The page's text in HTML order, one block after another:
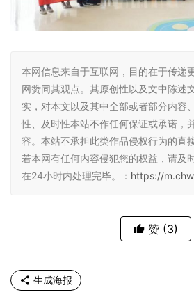
本网信息来自于互联网，目的在于传递
网赞同其观点。其原创性以及文中陈述
实，对本文以及其中全部或者部分内容
性、及时性本站不作任何保证或承诺，
容。本站不承担此类作品侵权行为的直
若本网有任何内容侵犯您的权益，请及
在24小时内处理完毕。： https://
赞 (3)
生成海报